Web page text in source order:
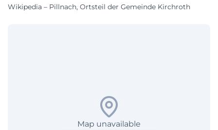
Wikipedia – Pillnach, Ortsteil der Gemeinde Kirchroth
Map unavailable